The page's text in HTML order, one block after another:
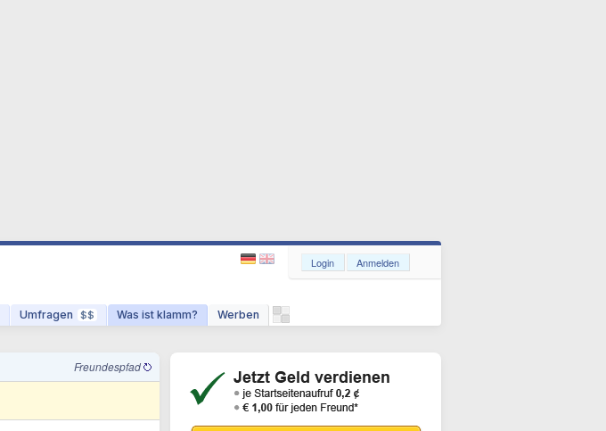
Umfragen $$ Was ist klamm? Werben
Login Anmelden
Freundespfad